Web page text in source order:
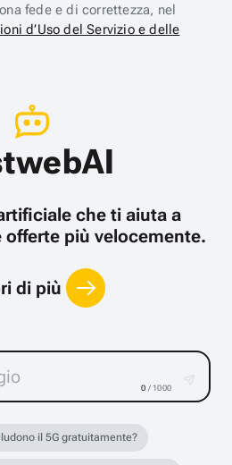
fede e di correttezza, nel
d’Uso del Servizio e delle
che ti aiuta a
più velocemente.
di più
0 / 1000
il 5G gratuitamente?